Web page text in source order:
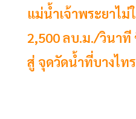
แม่น้ำเจ้าพระยาไม่
2,500 ลบ.ม./วินา
สู่ จุดวัดน้ำที่บางไท